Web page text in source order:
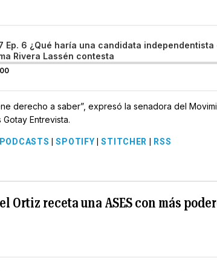
Ep. 6 ¿Qué haría una candidata
Rivera Lassén contesta
derecho a saber”, expresó la senadora del
Entrevista.
|SPOTIFY |STITCHER RSS
Ortiz receta una ASES con más